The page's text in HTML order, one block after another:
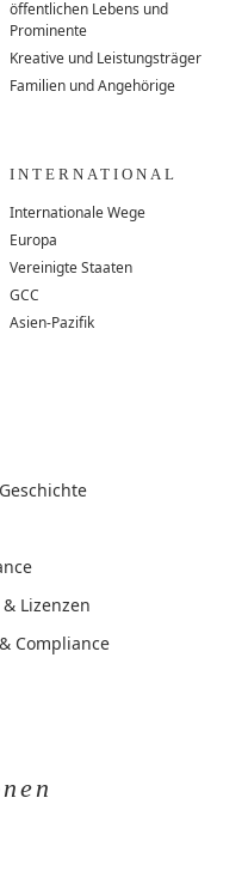
öffentlichen Lebens und
Prominente
Kreative und Leistungsträger
Familien und Angehörige
INTERNATIONAL
Internationale Wege
Europa
Vereinigte Staaten
GCC
Asien-Pazifik
Lizenzen
Compliance